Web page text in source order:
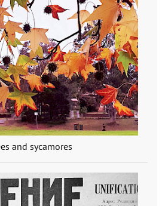
and sycamores